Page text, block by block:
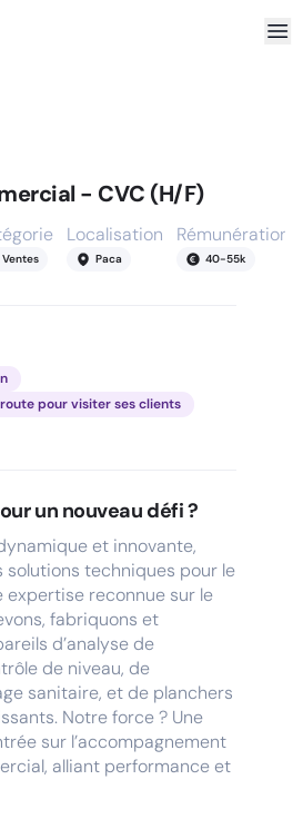
- CVC (H/F)
Ventes
Localisation
Paca
Rémunération
40-55k
pour visiter ses clients
un nouveau défi ?
et innovante,
solutions techniques pour le
expertise reconnue sur le
fabriquons et
d’analyse de
de niveau, de
sanitaire, et de planchers
Notre force ? Une
sur l’accompagnement
alliant performance et